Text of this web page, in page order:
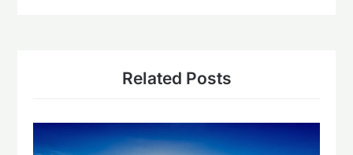
Related Posts